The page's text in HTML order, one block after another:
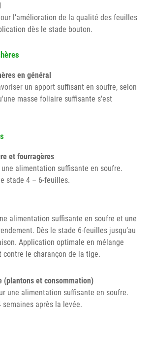
l’amélioration de la qualité des feuilles
dès le stade bouton.
en général
un apport suffisant en soufre, selon
masse foliaire suffisante s'est
et fourragères
alimentation suffisante en soufre.
stade 4 – 6-feuilles.
alimentation suffisante en soufre et une
Dès le stade 6-feuilles jusqu’au
Application optimale en mélange
contre le charançon de la tige.
(plantons et consommation)
une alimentation suffisante en soufre.
après la levée.